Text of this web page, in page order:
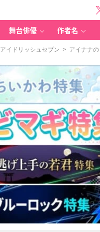
舞台俳優 作者名
アイドリッシュセブン > アイナナ